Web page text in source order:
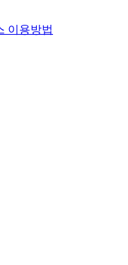
이용방법